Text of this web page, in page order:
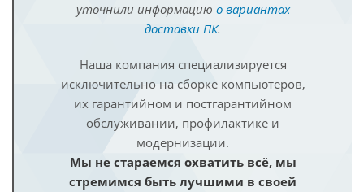
уточнили информацию о вариантах
доставки ПК.
Наша компания специализируется
исключительно на сборке компьютеров,
их гарантийном и постгарантийном
обслуживании, профилактике и
модернизации.
Мы не стараемся охватить всё, мы
стремимся быть лучшими в своей